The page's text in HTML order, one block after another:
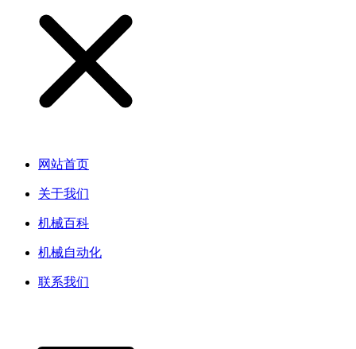
网站首页
关于我们
机械百科
机械自动化
联系我们